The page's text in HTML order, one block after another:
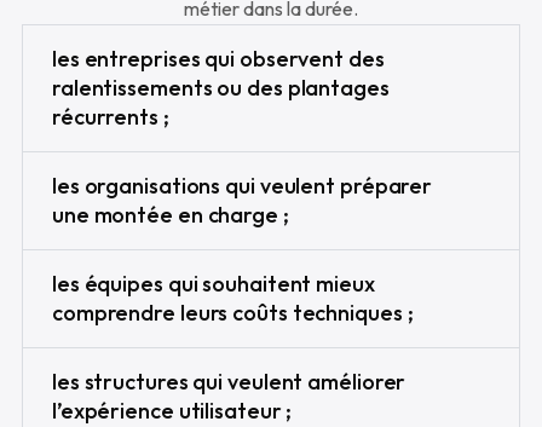
métier dans la durée.
les entreprises qui observent des
ralentissements ou des plantages
récurrents ;
les organisations qui veulent préparer
une montée en charge ;
les équipes qui souhaitent mieux
comprendre leurs coûts techniques ;
les structures qui veulent améliorer
l’expérience utilisateur ;